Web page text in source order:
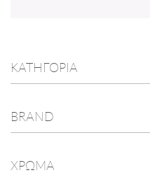
ΚΑΤΗΓΟΡΙΑ
BRAND
ΧΡΩΜΑ